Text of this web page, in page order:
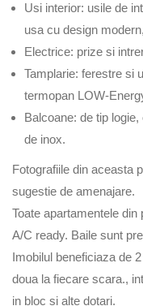
Usi interior: usile de
usa cu design
Electrice: prize si
Tamplarie: ferestre si
termopan LOW-
Balcoane: de tip
de inox.
Fotografiile din aceasta
sugestie de amenajare.
Toate apartamentele din
A/C ready. Baile sunt
Imobilul beneficiaza de
doua la fiecare scara.,
in bloc si alte dotari.